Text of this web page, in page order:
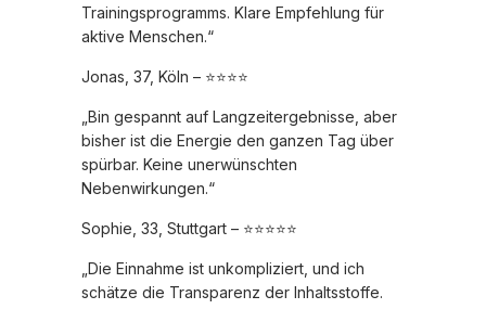
Trainingsprogramms. Klare Empfehlung für
aktive Menschen.“
Jonas, 37, Köln – ⭐⭐⭐⭐
„Bin gespannt auf Langzeitergebnisse, aber
bisher ist die Energie den ganzen Tag über
spürbar. Keine unerwünschten
Nebenwirkungen.“
Sophie, 33, Stuttgart – ⭐⭐⭐⭐⭐
„Die Einnahme ist unkompliziert, und ich
schätze die Transparenz der Inhaltsstoffe.